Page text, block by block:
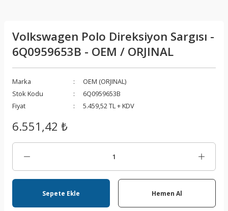
Volkswagen Polo Direksiyon Sargısı -
6Q0959653B - OEM / ORJINAL
Marka
OEM (ORJINAL)
Stok Kodu
6Q0959653B
Fiyat
5.459,52 TL + KDV
6.551,42 ₺
Sepete Ekle Hemen Al